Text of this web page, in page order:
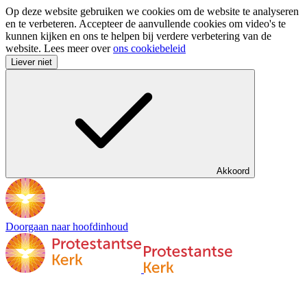
Op deze website gebruiken we cookies om de website te analyseren
en te verbeteren. Accepteer de aanvullende cookies om video's te
kunnen kijken en ons te helpen bij verdere verbetering van de
website. Lees meer overons cookiebeleid
Liever niet
Akkoord
Doorgaan naar hoofdinhoud